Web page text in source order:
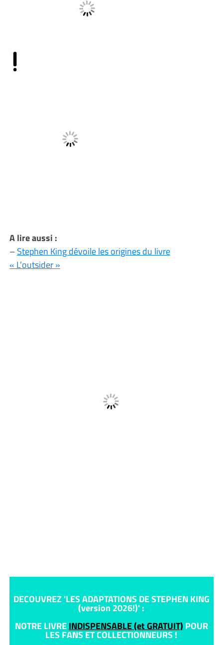
A lire aussi :
–Stephen King dévoile les origines du livre
« L’outsider »
DECOUVREZ 'LES ADAPTATIONS DE STEPHEN KING
(version 2026!)' :
NOTRE LIVREINDISPENSABLE (et GRATUIT) POUR
LES FANS ET COLLECTIONNEURS !